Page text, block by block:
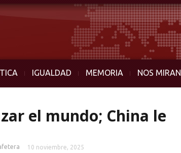
IGUALDAD MEMORIA NOS MIRAN
el mundo; China le
10 noviembre, 2025